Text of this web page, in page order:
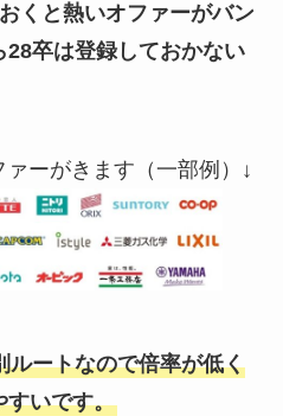
くと熱いオファーがバン
卒は登録しておかない
ーがきます（一部例）↓
ートなので倍率が低く
すいです。